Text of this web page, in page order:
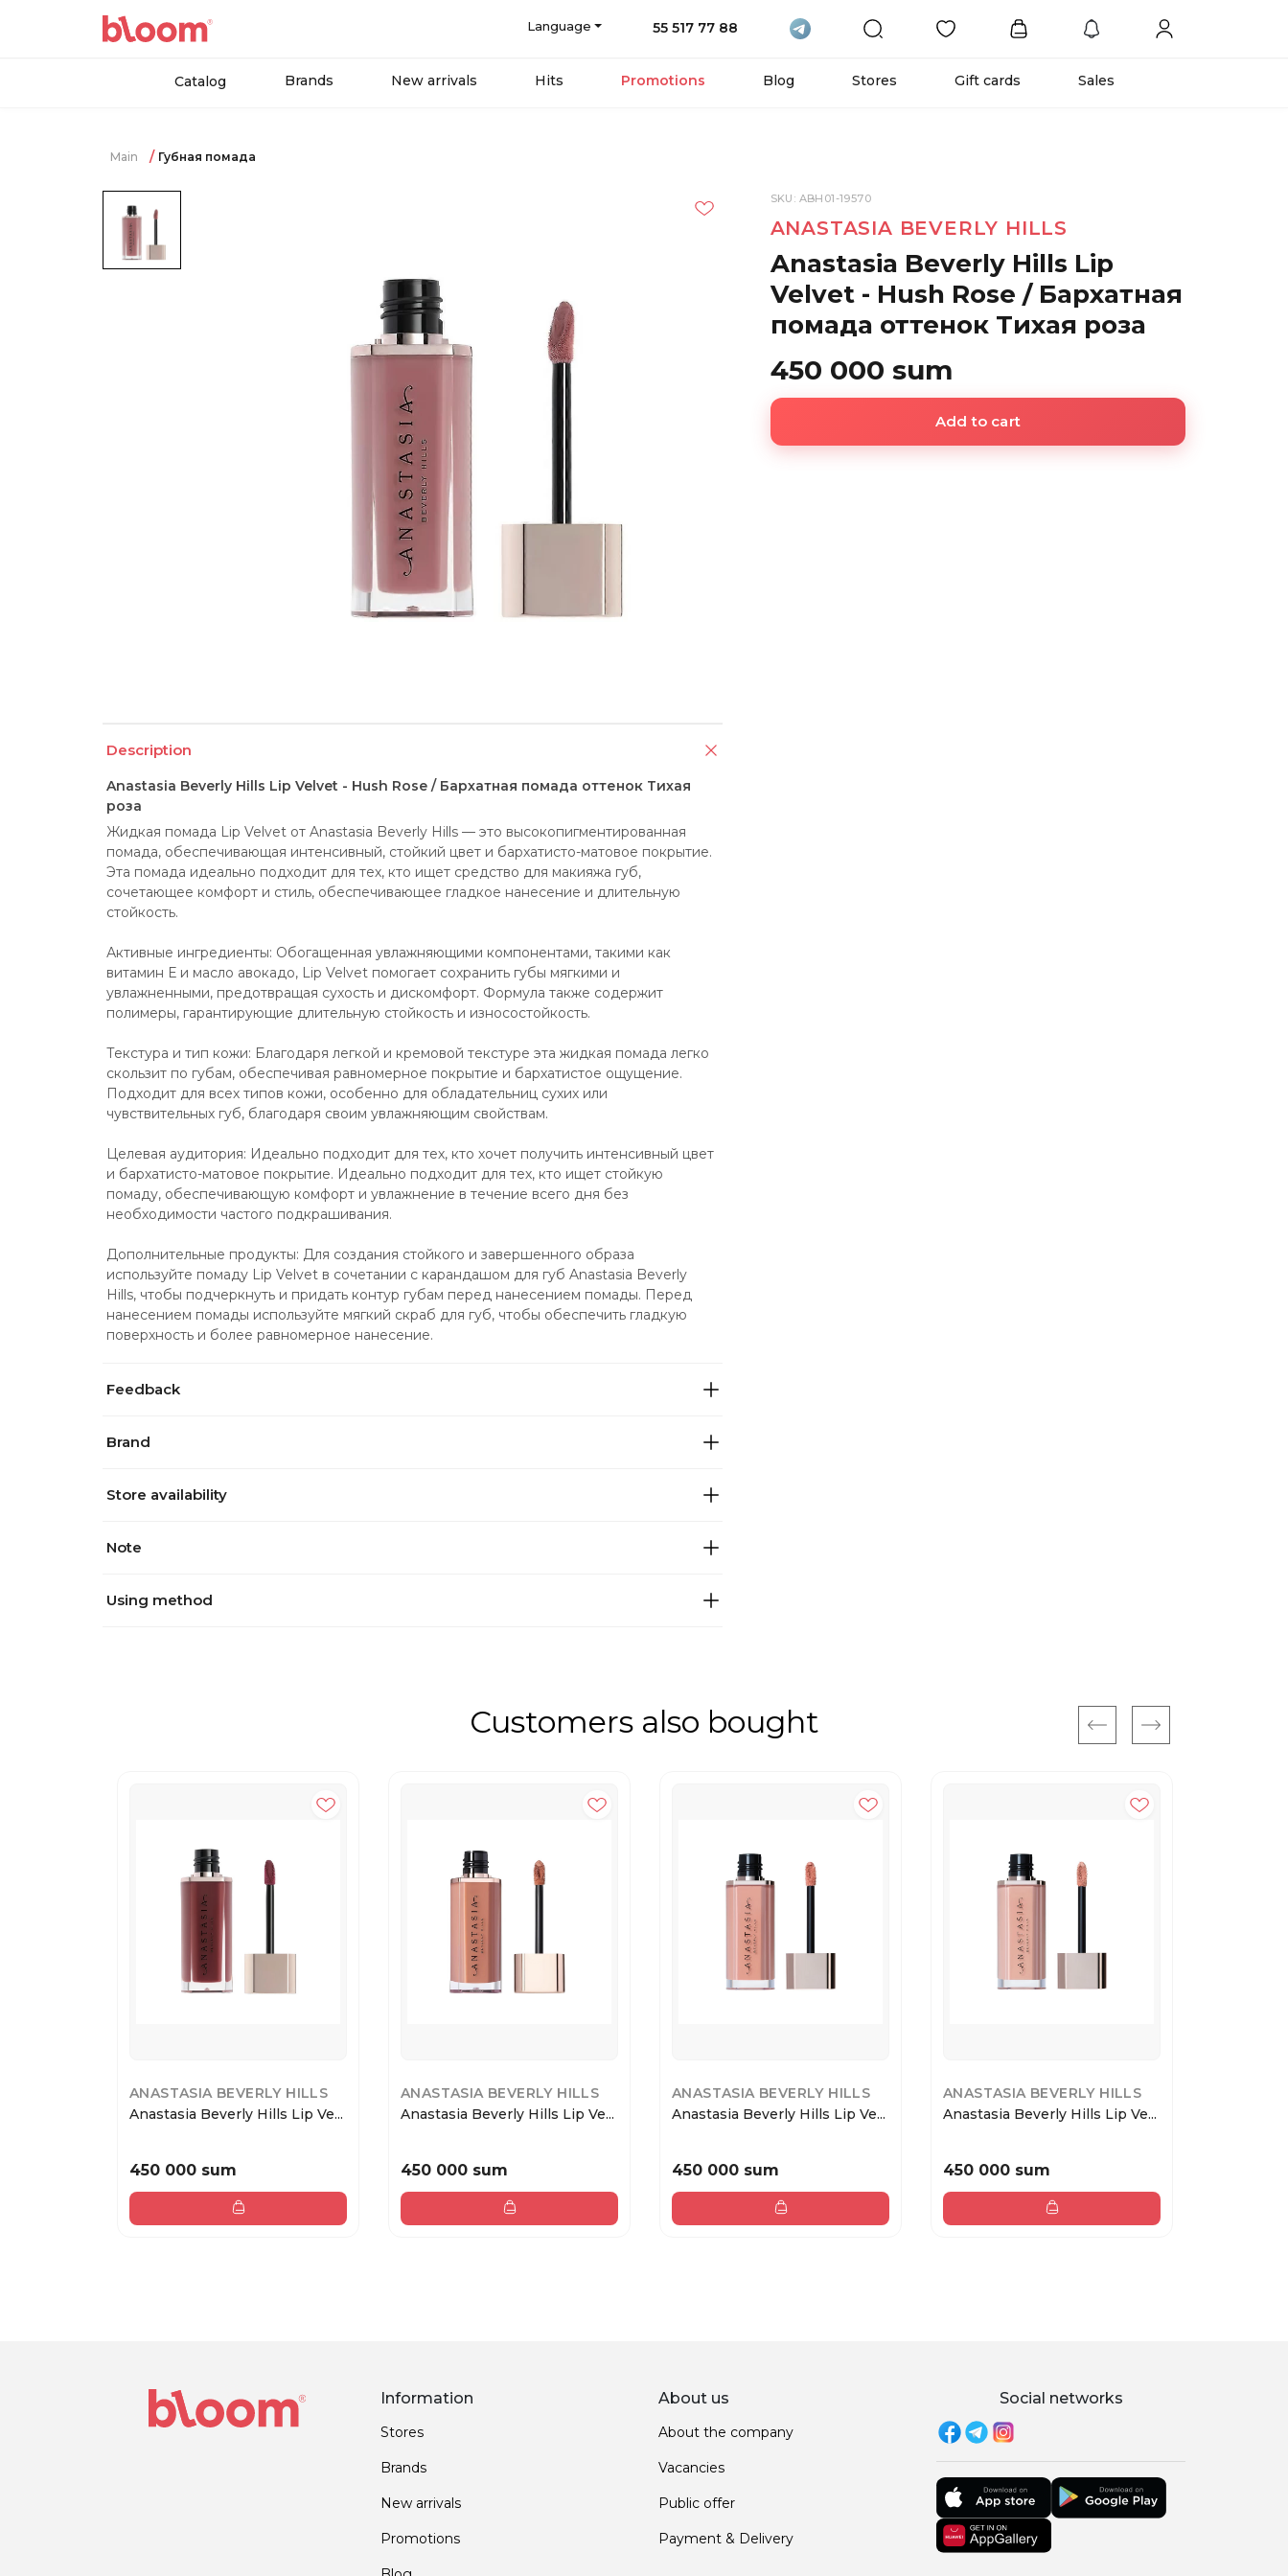
Language 55 517 77 88
Catalog Brands New arrivals Hits Promotions Blog Stores Gift cards Sales
Main Губная помада
Description
Anastasia Beverly Hills Lip Velvet - Hush Rose / Бархатная помада оттенок Тихая
роза
Жидкая помада Lip Velvet от Anastasia Beverly Hills — это высокопигментированная
помада, обеспечивающая интенсивный, стойкий цвет и бархатисто-матовое покрытие.
Эта помада идеально подходит для тех, кто ищет средство для макияжа губ,
сочетающее комфорт и стиль, обеспечивающее гладкое нанесение и длительную
стойкость.
Активные ингредиенты: Обогащенная увлажняющими компонентами, такими как
витамин Е и масло авокадо, Lip Velvet помогает сохранить губы мягкими и
увлажненными, предотвращая сухость и дискомфорт. Формула также содержит
полимеры, гарантирующие длительную стойкость и износостойкость.
Текстура и тип кожи: Благодаря легкой и кремовой текстуре эта жидкая помада легко
скользит по губам, обеспечивая равномерное покрытие и бархатистое ощущение.
Подходит для всех типов кожи, особенно для обладательниц сухих или
чувствительных губ, благодаря своим увлажняющим свойствам.
Целевая аудитория: Идеально подходит для тех, кто хочет получить интенсивный цвет
и бархатисто-матовое покрытие. Идеально подходит для тех, кто ищет стойкую
помаду, обеспечивающую комфорт и увлажнение в течение всего дня без
необходимости частого подкрашивания.
Дополнительные продукты: Для создания стойкого и завершенного образа
используйте помаду Lip Velvet в сочетании с карандашом для губ Anastasia Beverly
Hills, чтобы подчеркнуть и придать контур губам перед нанесением помады. Перед
нанесением помады используйте мягкий скраб для губ, чтобы обеспечить гладкую
поверхность и более равномерное нанесение.
Feedback
Brand
Store availability
Note
Using method
SKU: ABH01-19570
ANASTASIA BEVERLY HILLS
Anastasia Beverly Hills Lip
Velvet - Hush Rose / Бархатная
помада оттенок Тихая роза
450 000 sum
Add to cart
Customers also bought
ANASTASIA BEVERLY HILLS
Anastasia Beverly Hills Lip Ve...
450 000 sum
ANASTASIA BEVERLY HILLS
Anastasia Beverly Hills Lip Ve...
450 000 sum
ANASTASIA BEVERLY HILLS
Anastasia Beverly Hills Lip Ve...
450 000 sum
ANASTASIA BEVERLY HILLS
Anastasia Beverly Hills Lip Ve...
450 000 sum
Information
Stores
Brands
New arrivals
Promotions
About us
About the company
Vacancies
Public offer
Payment & Delivery
Social networks